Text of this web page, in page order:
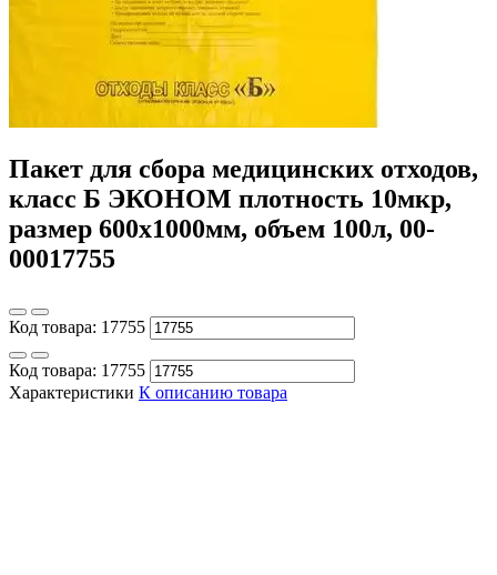
Пакет для сбора медицинских отходов,
класс Б ЭКОНОМ плотность 10мкр,
размер 600х1000мм, объем 100л, 00-
00017755
Код товара: 17755
Код товара: 17755
Характеристики К описанию товара